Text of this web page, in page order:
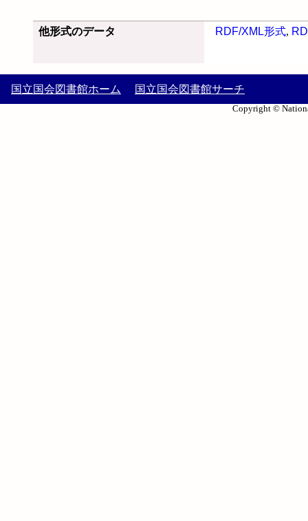
他形式のデータ RDF/XML形式,
国立国会図書館ホーム 国立国会図書館サーチ
Copyright ©